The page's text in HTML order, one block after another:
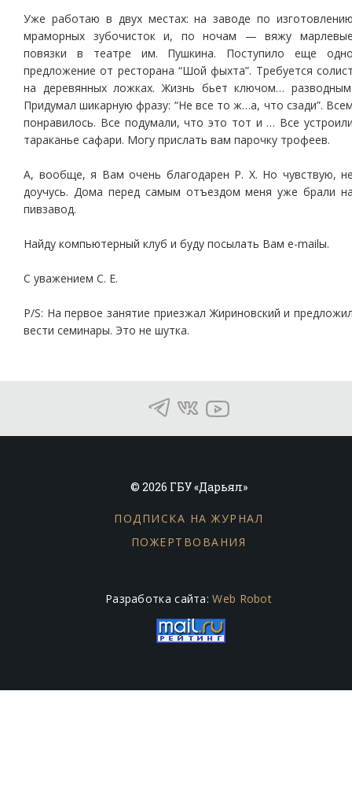
Уже работаю в двух местах: на заводе по
мраморных зубочисток и, по ночам — вяжу
повязки в театре им. Пушкина. Поступило еще
предложение от ресторана “Шой фыхта”. Требуется
на деревянных ложках. Жизнь бьет ключом…
Придумал шикарную фразу: “Не все то ж…а, что сзади”.
понравилось. Все подумали, что это тот и … Все
тараканье сафари. Могу прислать вам парочку трофеев.
А, вообще, я Вам очень благодарен Р. Х. Но чувствую,
доучусь. Дома перед самым отъездом меня уже брали
пивзавод.
Найду компьютерный клуб и буду посылать Вам e-mailы.
С уважением С. Е.
P/S: На первое занятие приезжал Жириновский и
вести семинары. Это не шутка.
© 2026 ГБУ «Дарьял»
ПОДПИСКА НА ЖУРНАЛ
ПОЖЕРТВОВАНИЯ
Разработка сайта:Web Robot